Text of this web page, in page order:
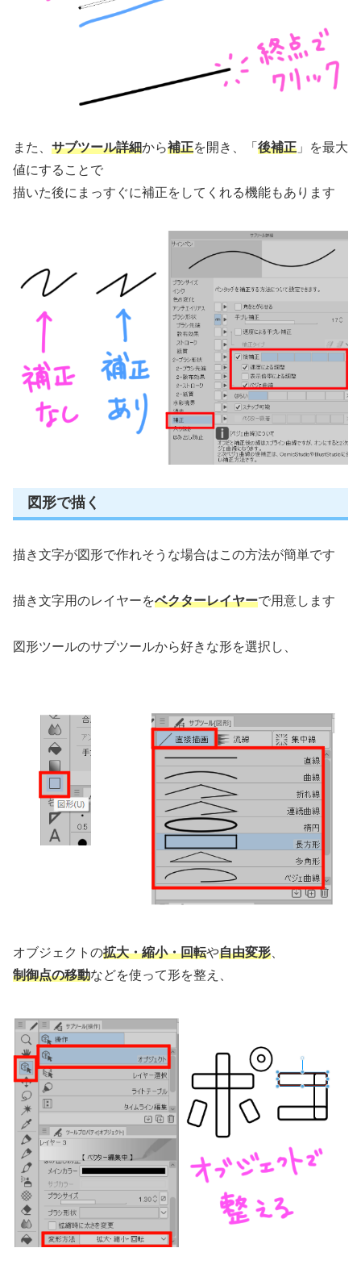
また、 サブツール詳細から補正を開き、「 後補正 」を最大
値にすることで
描いた後にまっすぐに補正をしてくれる機能もあります
図形で描く
描き文字が図形で作れそうな場合はこの方法が簡単です
描き文字用のレイヤーをベクターレイヤーで用意します
図形ツールのサブツールから好きな形を選択し、
オブジェクトの拡大・縮小・回転や自由変形
制御点の移動などを使って形を整え、